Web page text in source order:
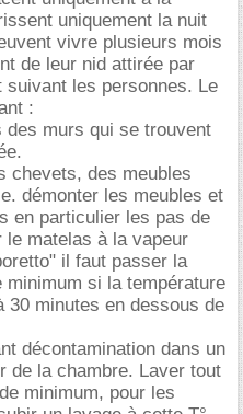
uniquement la nuit
vivre plusieurs mois
de leur nid attirée par
suivant les personnes. Le
:
murs qui se trouvent
chevets, des meubles
démonter les meubles et
en particulier les pas de
matelas à la vapeur
il faut passer la
minimum si la température
30 minutes en dessous de
décontamination dans un
de la chambre. Laver tout
minimum, pour les